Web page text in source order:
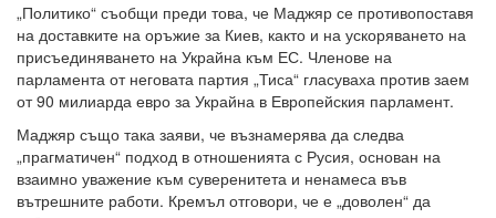
„Политико“ съобщи преди това, че Маджяр се противопоставя
на доставките на оръжие за Киев, както и на ускоряването на
присъединяването на Украйна към ЕС. Членове на
парламента от неговата партия „Тиса“ гласуваха против заем
от 90 милиарда евро за Украйна в Европейския парламент.
Маджяр също така заяви, че възнамерява да следва
„прагматичен“ подход в отношенията с Русия, основан на
взаимно уважение към суверенитета и ненамеса във
вътрешните работи. Кремъл отговори, че е „доволен“ да